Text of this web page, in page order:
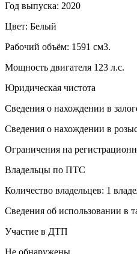
Год выпуска: 2020
Цвет: Белый
Рабочий объём: 1591 см3.
Мощность двигателя 123 л.с.
Юридическая чистота
Сведения о нахождении в
Сведения о нахождении в
Ограничения на
Владельцы по ПТС
Количество владельцев: 1
Сведения об использовании в
Участие в ДТП